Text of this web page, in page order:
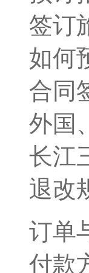
签订
如何
合同
外国
长江
退改
订单
付款